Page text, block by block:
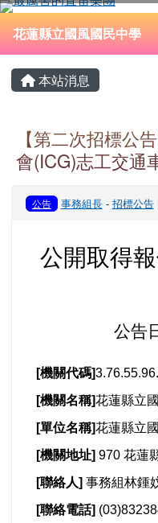
跳至主內容區
花蓮縣立國風
導覽列
花蓮縣立國風國民中學
主內容區域
本站消息
【第二次招標公
會(ICG)志工交通
公告 事務組長- 招標公告
公開取得
公告
[機關代碼]
[機關名稱]花蓮縣立
[單位名稱]花蓮縣立
[機關地址] 970 花蓮
[聯絡人] 事務組林鍾
[聯絡電話]
頁尾區域